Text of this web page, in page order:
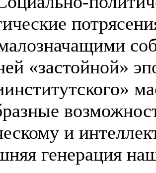
«застойной»
и
генерация